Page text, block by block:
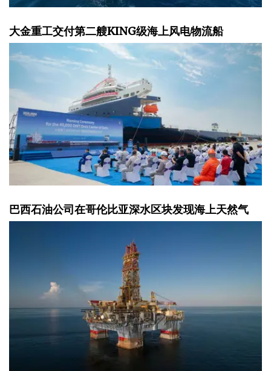
大金重工交付第二艘KING级海上风电物流船
巴西石油公司在哥伦比亚深水区块发现海上天然气